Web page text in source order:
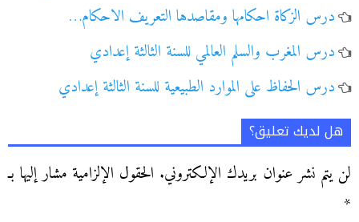
درس الزكاة احكامها ومقاصدها التعريف الاحكام…
درس المغرب والسلم العالمي للسنة الثالثة إعدادي
درس الحفاظ على الموارد الطبيعية للسنة الثالثة إعدادي
هل لديك تعليق؟
لن يتم نشر عنوان بريدك الإلكتروني. الحقول الإلزامية مشار إليها بـ
*